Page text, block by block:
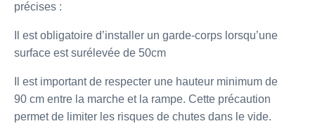
précises :
Il est obligatoire d’installer un garde-corps lorsqu’une
surface est surélevée de 50cm
Il est important de respecter une hauteur minimum de
90 cm entre la marche et la rampe. Cette précaution
permet de limiter les risques de chutes dans le vide.